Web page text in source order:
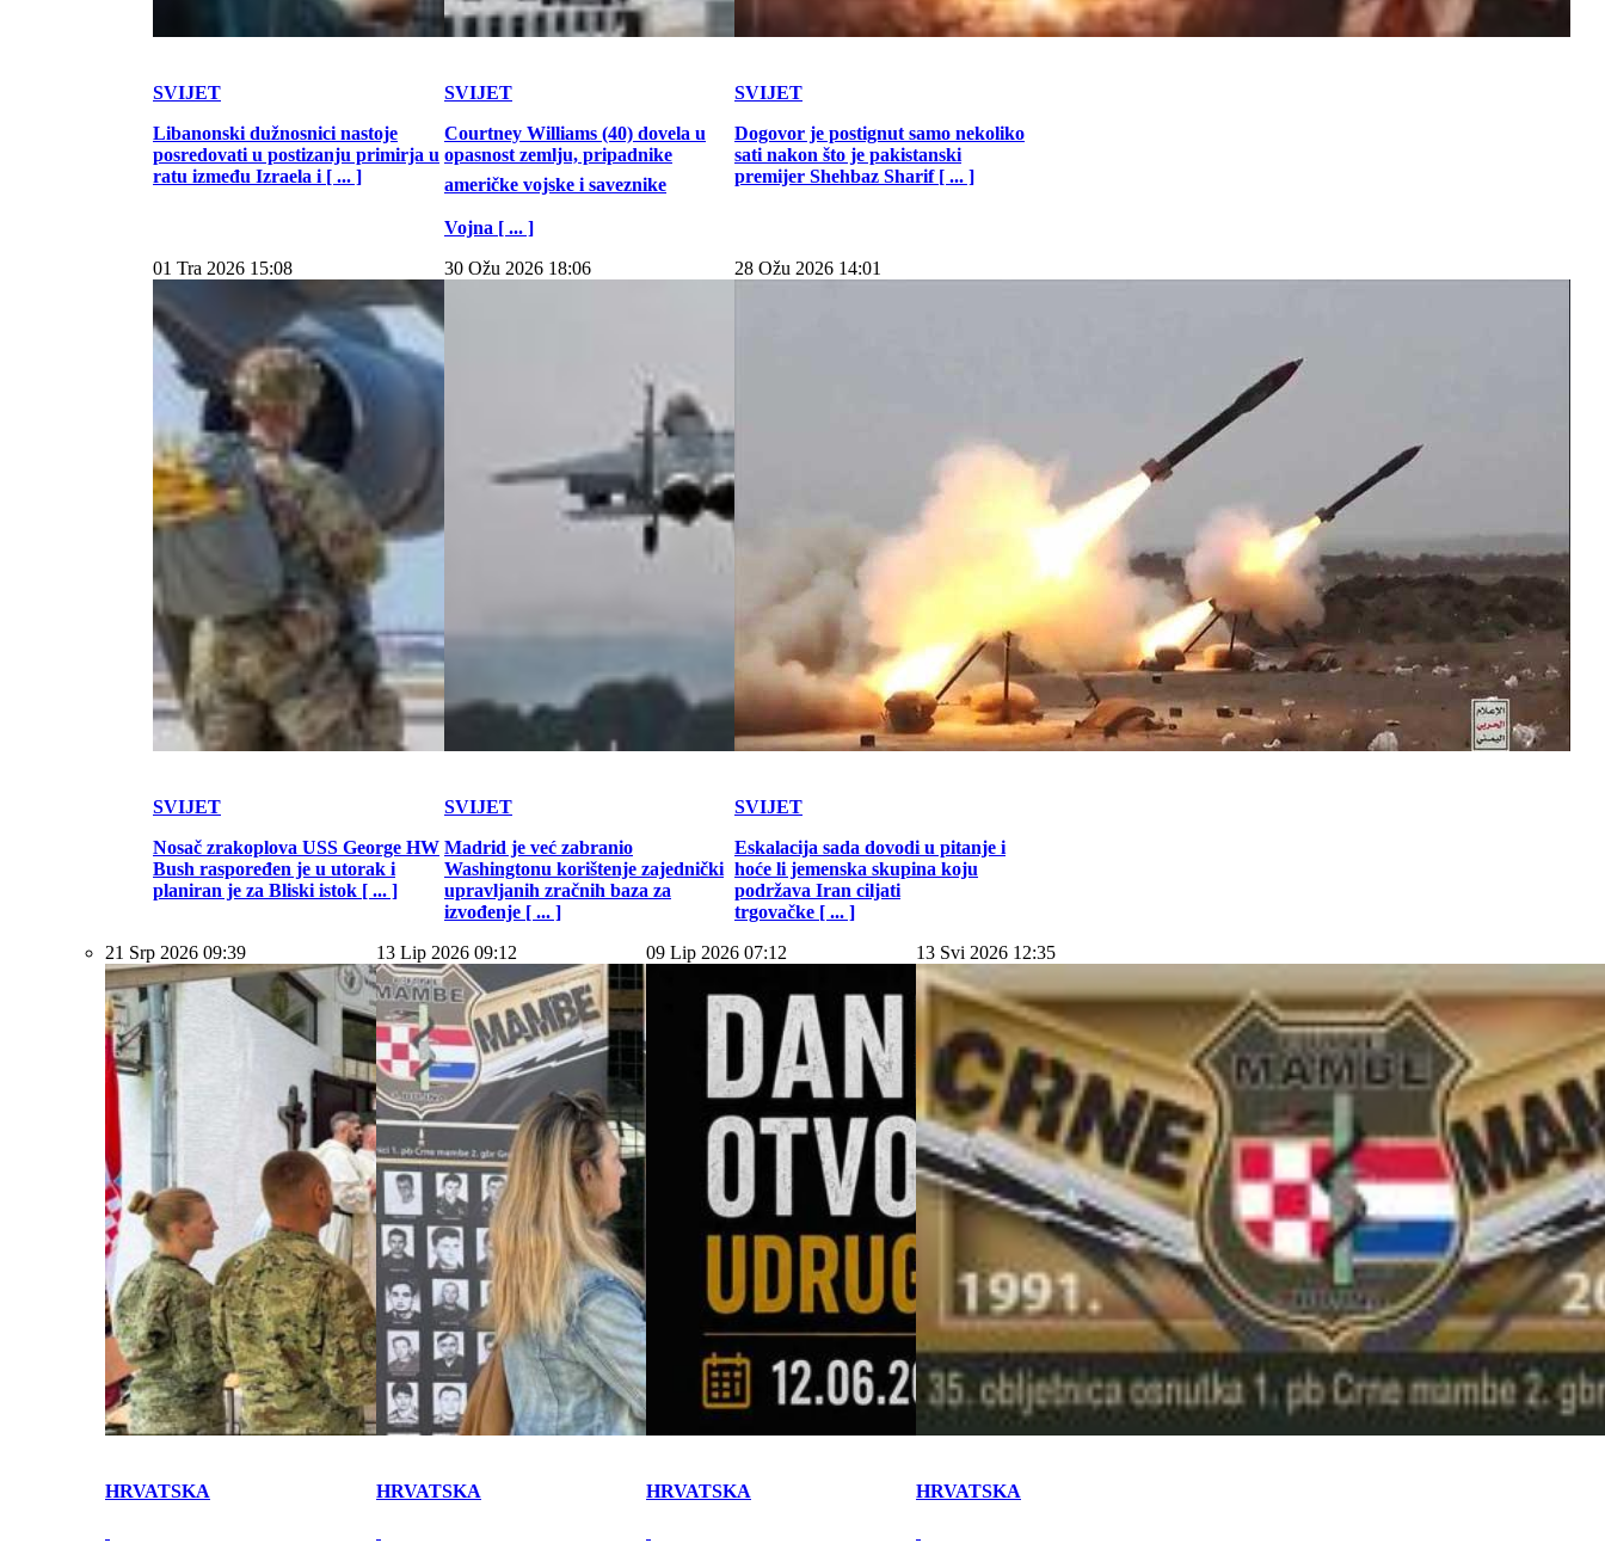
SVIJET
Libanonski dužnosnici nastoje
posredovati u postizanju primirja u
ratu između Izraela i [ ... ]
SVIJET
Courtney Williams (40) dovela u
opasnost zemlju, pripadnike
američke vojske i saveznike
Vojna [ ... ]
SVIJET
Dogovor je postignut samo nekoliko
sati nakon što je pakistanski
premijer Shehbaz Sharif [ ... ]
01 Tra 2026 15:08
SVIJET
Nosač zrakoplova USS George HW
Bush raspoređen je u utorak i
planiran je za Bliski istok [ ... ]
30 Ožu 2026 18:06
SVIJET
Madrid je već zabranio
Washingtonu korištenje zajednički
upravljanih zračnih baza za
izvođenje [ ... ]
28 Ožu 2026 14:01
SVIJET
Eskalacija sada dovodi u pitanje i
hoće li jemenska skupina koju
podržava Iran ciljati
trgovačke [ ... ]
21 Srp 2026 09:39
HRVATSKA
13 Lip 2026 09:12
HRVATSKA
09 Lip 2026 07:12
HRVATSKA
13 Svi 2026 12:35
HRVATSKA